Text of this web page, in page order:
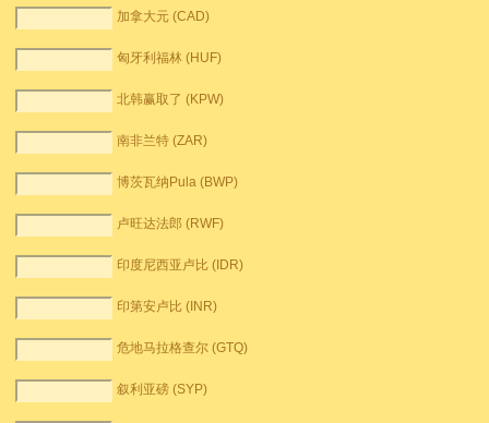
加拿大元 (CAD)
匈牙利福林 (HUF)
北韩赢取了 (KPW)
南非兰特 (ZAR)
博茨瓦纳Pula (BWP)
卢旺达法郎 (RWF)
印度尼西亚卢比 (IDR)
印第安卢比 (INR)
危地马拉格查尔 (GTQ)
叙利亚磅 (SYP)